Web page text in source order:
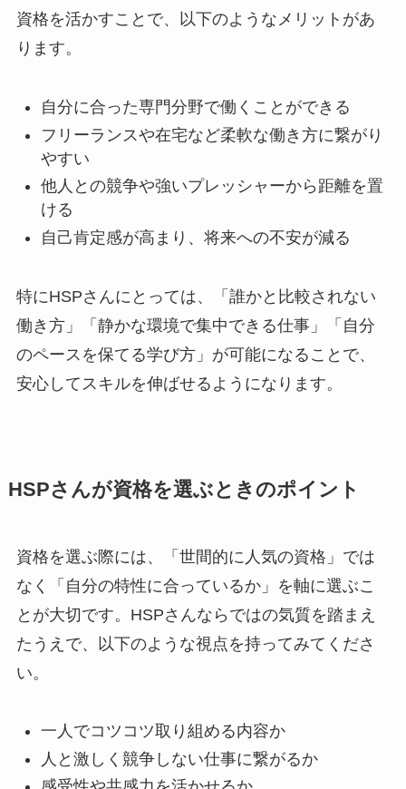
資格を活かすことで、以下のようなメリットがあ
ります。
自分に合った専門分野で働くことができる
フリーランスや在宅など柔軟な働き方に繋がり
やすい
他人との競争や強いプレッシャーから距離を置
ける
自己肯定感が高まり、将来への不安が減る
特にHSPさんにとっては、「誰かと比較されない
働き方」「静かな環境で集中できる仕事」「自分
のペースを保てる学び方」が可能になることで、
安心してスキルを伸ばせるようになります。
HSPさんが資格を選ぶときのポイント
資格を選ぶ際には、「世間的に人気の資格」では
なく「自分の特性に合っているか」を軸に選ぶこ
とが大切です。HSPさんならではの気質を踏まえ
たうえで、以下のような視点を持ってみてくださ
い。
一人でコツコツ取り組める内容か
人と激しく競争しない仕事に繋がるか